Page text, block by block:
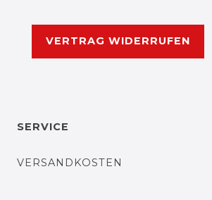
VERTRAG WIDERRUFEN
SERVICE
VERSANDKOSTEN